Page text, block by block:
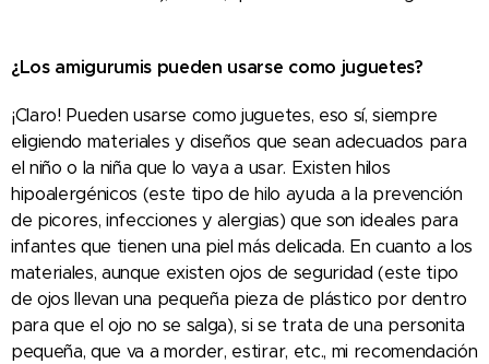
¿Los amigurumis pueden usarse como juguetes?
¡Claro! Pueden usarse como juguetes, eso sí, siempre
eligiendo materiales y diseños que sean adecuados para
el niño o la niña que lo vaya a usar. Existen hilos
hipoalergénicos (este tipo de hilo ayuda a la prevención
de picores, infecciones y alergias) que son ideales para
infantes que tienen una piel más delicada. En cuanto a los
materiales, aunque existen ojos de seguridad (este tipo
de ojos llevan una pequeña pieza de plástico por dentro
para que el ojo no se salga), si se trata de una personita
pequeña, que va a morder, estirar, etc., mi recomendación